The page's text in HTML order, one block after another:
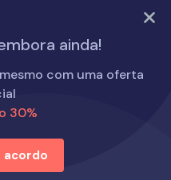
EXPERIMENTE AGORA
ainda!
com uma oferta
30%
acordo
Avoid Scams & Find Legit
Not Work: